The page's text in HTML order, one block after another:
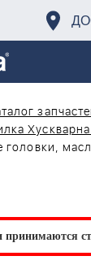
принимаются